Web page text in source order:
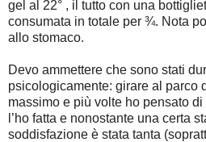
gel al 22° , il tutto con una
consumata in totale per ¾. Nota
allo stomaco.
Devo ammettere che sono stati
psicologicamente: girare al parco
massimo e più volte ho pensato
l’ho fatta e nonostante una certa
soddisfazione è stata tanta